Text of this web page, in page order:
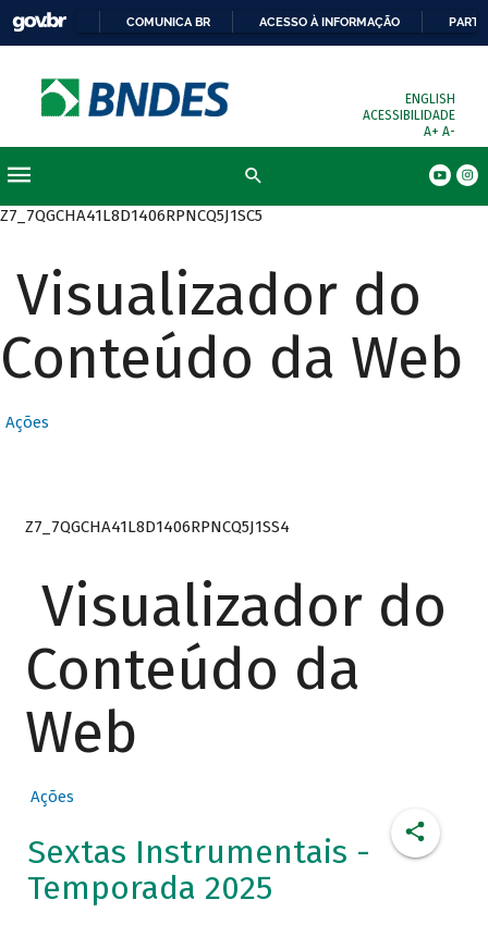
COMUNICA BR ACESSO À INFORMAÇÃO
ENGLISH
ACESSIBILIDADE
A+ A-
Z7_7QGCHA41L8D1406RPNCQ5J1SC5
Visualizador do
Conteúdo da Web
Ações
Z7_7QGCHA41L8D1406RPNCQ5J1SS4
Visualizador do
Conteúdo da
Web
Ações
Sextas Instrumentais -
Temporada 2025